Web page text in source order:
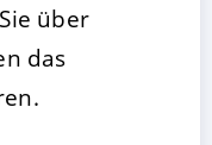
über
das